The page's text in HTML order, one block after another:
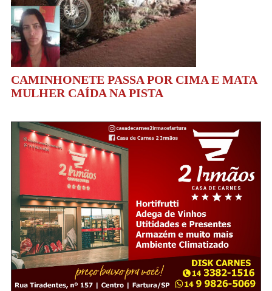
CAMINHONETE PASSA POR CIMA E MATA
MULHER CAÍDA NA PISTA